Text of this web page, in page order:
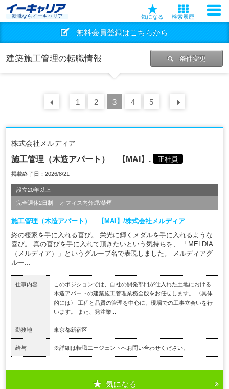
転職ならイーキャリア 気になる 検索履歴
無料会員登録はこちらから
建築施工管理の転職情報 条件変更
前の 30
1 2 3 4 5
株式会社メルディア
施工管理（木造アパート） 【MAI】. 正社員
掲載終了日：2026/8/21
設立20年以上
完全週休2日制 オフィス内分煙/禁煙
施工管理（木造アパート） 【MAI】/株式会社メルディア
終の棲家を手に入れる喜び。 栄光に輝くメダルを手に入れるような
喜び。 真の喜びを手に入れて頂きたいという気持ちを、 「MELDIA
（メルディア）」というグループ名で表現しました。 メルディアグ
ルー...
仕事内容
このポジションでは、自社の開発部門が仕入れた土地における
木造アパートの建築施工管理業務全般をお任せします。 〈具体
的には〉 工程と品質の管理を中心に、現場での工事立会いを行
います。 また、発注業...
勤務地 東京都新宿区
給与 ※詳細は転職エージェントへお問い合わせください。
気になる